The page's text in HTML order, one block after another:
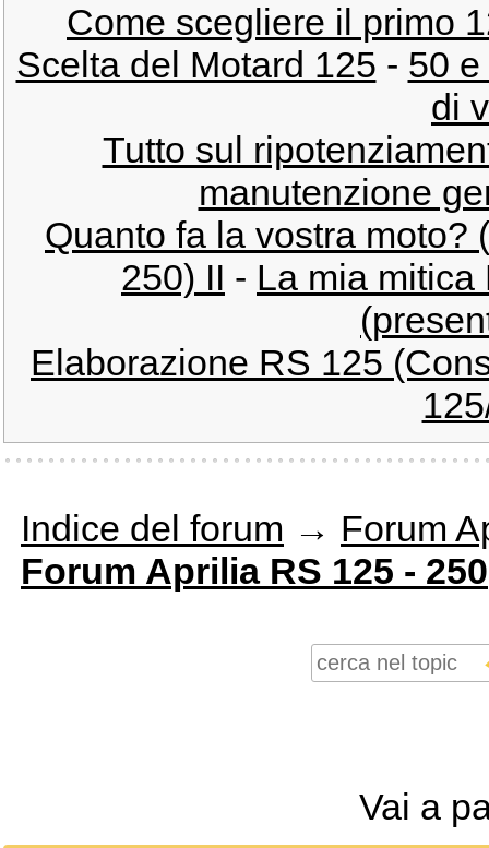
Come scegliere il primo
Scelta del Motard 125 - 50
di
Tutto sul
manutenzione
Quanto fa la vostra moto?
250) II - La mia mitica
Elaborazione RS 125
Indice del forum → Forum
Forum Aprilia RS 125 - 250
Vai a